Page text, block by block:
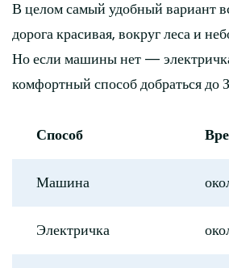
В целом самый удобный вариант
дорога красивая, вокруг леса и
Но если машины нет —
комфортный способ добраться до
Способ
Машина
Электричка